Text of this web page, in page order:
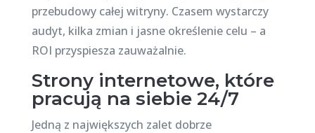
przebudowy całej witryny. Czasem wystarczy
audyt, kilka zmian i jasne określenie celu – a
ROI przyspiesza zauważalnie.
Strony internetowe, które
pracują na siebie 24/7
Jedną z największych zalet dobrze